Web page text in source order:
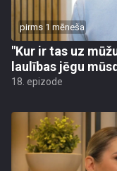
pirms 1 mēneša
"Kur ir tas uz
laulības jēgu
18. epizode